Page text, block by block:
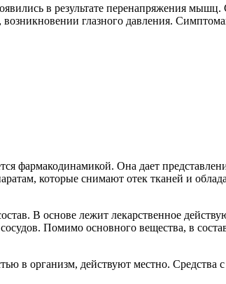
в результате перенапряжения
глазного давления.
фармакодинамикой. Она дает
которые снимают отек тканей и
В основе лежит лекарственное
Помимо основного вещества, в
в организм, действуют местно.